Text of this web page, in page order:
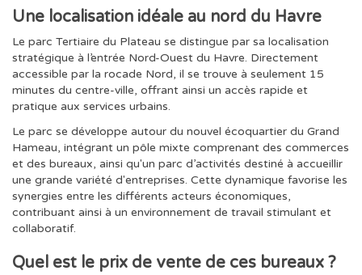
Une localisation idéale au nord du Havre
Le parc Tertiaire du Plateau se distingue par sa localisation
stratégique à l’entrée Nord-Ouest du Havre. Directement
accessible par la rocade Nord, il se trouve à seulement 15
minutes du centre-ville, offrant ainsi un accès rapide et
pratique aux services urbains.
Le parc se développe autour du nouvel écoquartier du Grand
Hameau, intégrant un pôle mixte comprenant des commerces
et des bureaux, ainsi qu'un parc d’activités destiné à accueillir
une grande variété d'entreprises. Cette dynamique favorise les
synergies entre les différents acteurs économiques,
contribuant ainsi à un environnement de travail stimulant et
collaboratif.
Quel est le prix de vente de ces bureaux ?